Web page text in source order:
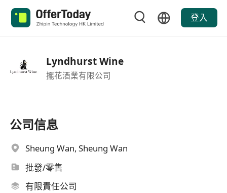
登入
Lyndhurst Wine
擺花酒業有限公司
公司信息
Sheung Wan, Sheung Wan
批發/零售
有限責任公司